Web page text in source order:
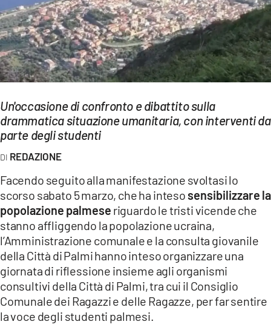
EVENTI
SPORT
Streaming
LAC TV
LAC NETWORK
LAC ONAIR
Network
LACPLAY.IT
LACTV.IT
LACONAIR.IT
LACITYMAG.IT
ILREGGINO.IT
Un'occasione di confronto e dibattito sulla
drammatica situazione umanitaria, con interventi da
parte degli studenti
REDAZIONE
Facendo seguito alla manifestazione svoltasi lo
scorso sabato 5 marzo, che ha inteso sensibilizzare la
popolazione palmese riguardo le tristi vicende che
stanno affliggendo la popolazione ucraina,
l’Amministrazione comunale e la consulta giovanile
della Città di Palmi hanno inteso organizzare una
giornata di riflessione insieme agli organismi
consultivi della Città di Palmi, tra cui il Consiglio
Comunale dei Ragazzi e delle Ragazze, per far sentire
la voce degli studenti palmesi.